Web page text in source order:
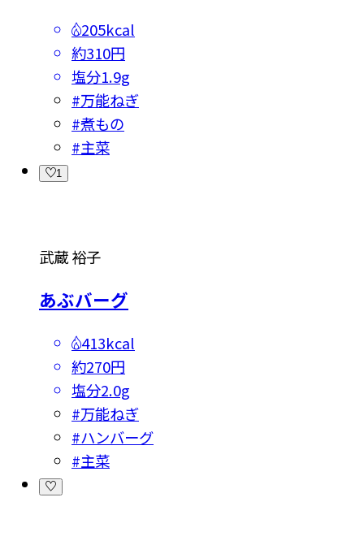
205kcal
約310円
塩分1.9g
#万能ねぎ
#煮もの
#主菜
1
武蔵 裕子
あぶバーグ
413kcal
約270円
塩分2.0g
#万能ねぎ
#ハンバーグ
#主菜